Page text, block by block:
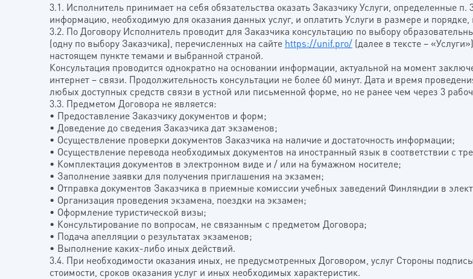
3.1. Исполнитель принимает на себя обязательства оказать Заказчику Услуги, определенные
информацию, необходимую для оказания данных услуг, и оплатить Услуги в размере и
3.2. По Договору Исполнитель проводит для Заказчика консультацию по выбору
(одну по выбору Заказчика), перечисленных на сайте https://unif.pro/ (далее в тексте –
настоящем пункте темами и выбранной страной.
Консультация проводится однократно на основании информации, актуальной на момент
интернет – связи. Продолжительность консультации не более 60 минут. Дата и время
любых доступных средств связи в устной или письменной форме, но не ранее чем через 3
3.3. Предметом Договора не является:
• Предоставление Заказчику документов и форм;
• Доведение до сведения Заказчика дат экзаменов;
• Осуществление проверки документов Заказчика на наличие и достаточность информации;
• Осуществление перевода необходимых документов на иностранный язык в соответствии с
• Комплектация документов в электронном виде и / или на бумажном носителе;
• Заполнение заявки для получения приглашения на экзамен;
• Отправка документов Заказчика в приемные комиссии учебных заведений Финляндии в
• Организация проведения экзамена, поездки на экзамен;
• Оформление туристической визы;
• Консультирование по вопросам, не связанным с предметом Договора;
• Подача апелляции о результатах экзаменов;
• Выполнение каких-либо иных действий.
3.4. При необходимости оказания иных, не предусмотренных Договором, услуг Стороны
стоимости, сроков оказания услуг и иных необходимых характеристик.